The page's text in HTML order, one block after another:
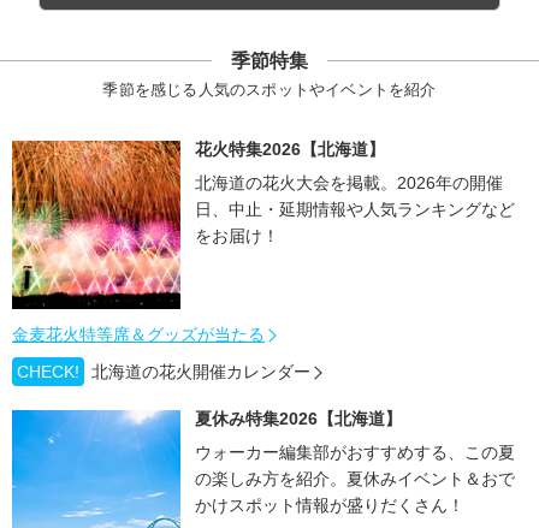
季節特集
季節を感じる人気のスポットやイベントを紹介
花火特集2026【北海道】
北海道の花火大会を掲載。2026年の開催
日、中止・延期情報や人気ランキングなど
をお届け！
金麦花火特等席＆グッズが当たる
CHECK!
北海道の花火開催カレンダー
夏休み特集2026【北海道】
ウォーカー編集部がおすすめする、この夏
の楽しみ方を紹介。夏休みイベント＆おで
かけスポット情報が盛りだくさん！